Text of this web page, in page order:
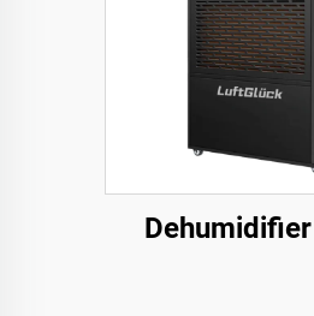
Dehumidifier